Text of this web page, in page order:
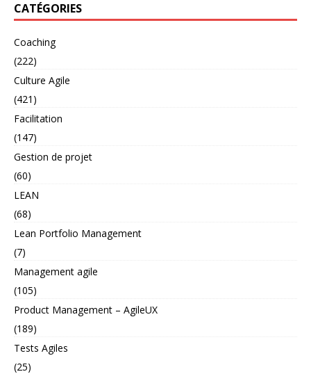
CATÉGORIES
Coaching
(222)
Culture Agile
(421)
Facilitation
(147)
Gestion de projet
(60)
LEAN
(68)
Lean Portfolio Management
(7)
Management agile
(105)
Product Management – AgileUX
(189)
Tests Agiles
(25)